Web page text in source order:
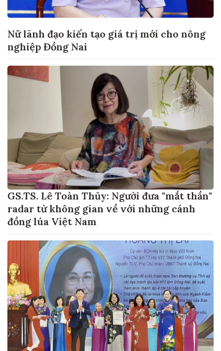
Nữ lãnh đạo kiến tạo giá trị mới cho nông
nghiệp Đồng Nai
GS.TS. Lê Toàn Thủy: Người đưa "mắt thần"
radar từ không gian về với những cánh
đồng lúa Việt Nam